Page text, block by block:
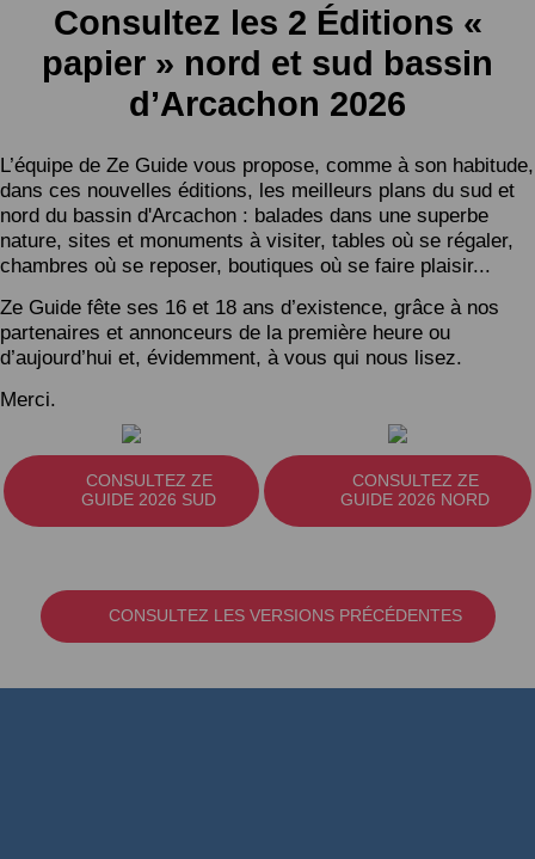
Consultez les 2 Éditions «
papier » nord et sud bassin
d’Arcachon 2026
L’équipe de Ze Guide vous propose, comme à son habitude,
dans ces nouvelles éditions, les meilleurs plans du sud et
nord du bassin d'Arcachon : balades dans une superbe
nature, sites et monuments à visiter, tables où se régaler,
chambres où se reposer, boutiques où se faire plaisir...
Ze Guide fête ses 16 et 18 ans d’existence, grâce à nos
partenaires et annonceurs de la première heure ou
d’aujourd’hui et, évidemment, à vous qui nous lisez.
Merci.
CONSULTEZ ZE
GUIDE 2026 SUD
CONSULTEZ ZE
GUIDE 2026 NORD
CONSULTEZ LES VERSIONS PRÉCÉDENTES